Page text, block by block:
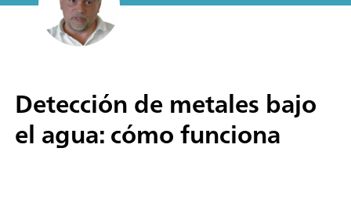
Detección de metales bajo
el agua: cómo funciona